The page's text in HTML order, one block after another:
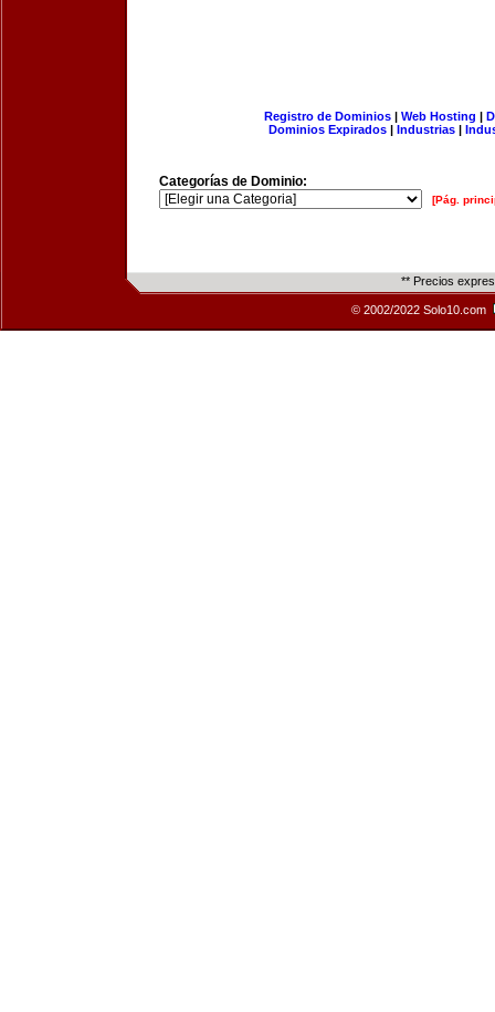
Registro de Dominios| Web Hosting |
Dominios Expirados | Industrias |
Categorías de Dominio:
[Pág.
** Precios
© 2002/2022 Solo10.com